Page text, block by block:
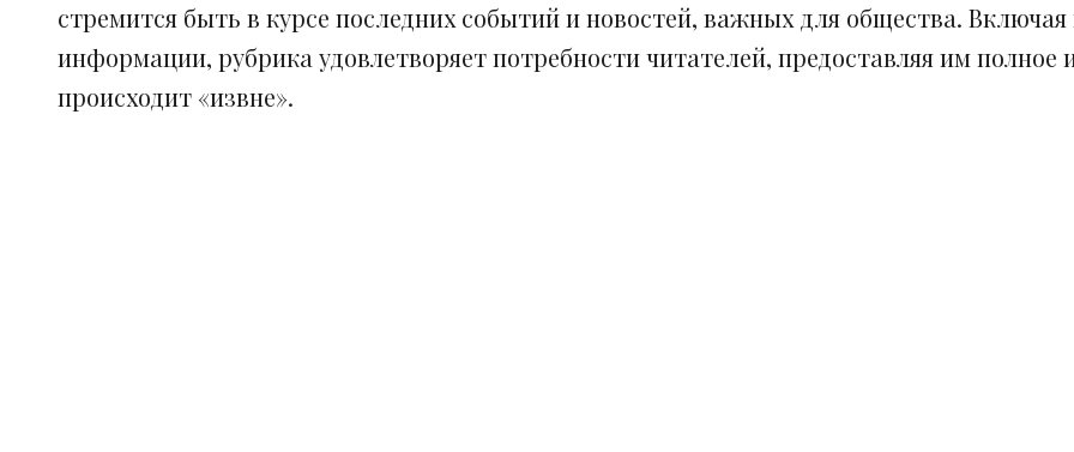
стремится быть в курсе последних событий и новостей, важных для общества.
информации, рубрика удовлетворяет потребности читателей, предоставляя им полное
происходит «извне».